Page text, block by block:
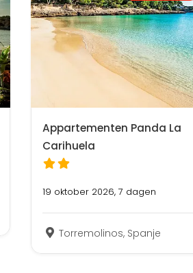
Appartementen Panda La
Carihuela
19 oktober 2026, 7 dagen
Torremolinos, Spanje